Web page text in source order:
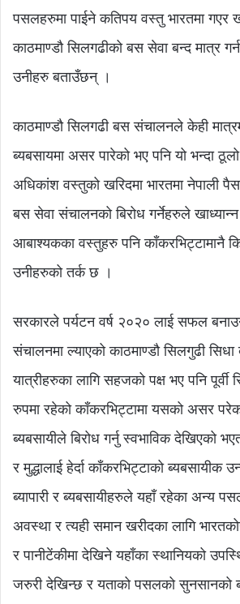
पसलहरुमा पाईने कतिपय वस्तु भारतमा गएर
काठमाण्डौ सिलगढीको बस सेवा बन्द मात्र
उनीहरु बताउँछन् ।
काठमाण्डौ सिलगढी बस संचालनले केही
ब्यबसायमा असर पारेको भए पनि यो भन्दा
अधिकांश वस्तुको खरिदमा भारतमा नेपाली
बस सेवा संचालनको बिरोध गर्नेहरुले
आबाश्यकका वस्तुहरु पनि काँकरभिट्टामानै
उनीहरुको तर्क छ ।
सरकारले पर्यटन वर्ष २०२० लाई सफल
संचालनमा ल्याएको काठमाण्डौ सिलगुढी
यात्रीहरुका लागि सहजको पक्ष भए पनि पूर्वी
रुपमा रहेको काँकरभिट्टामा यसको असर
ब्यबसायीले बिरोध गर्नु स्वभाविक देखिएको
र मुद्धालाई हेर्दा काँकरभिट्टाको ब्यबसायीक
ब्यापारी र ब्यबसायीहरुले यहाँ रहेका अन्य
अवस्था र त्यही समान खरीदका लागि
र पानीटेंकीमा देखिने यहाँका स्थानियको
जरुरी देखिन्छ र यताको पसलको सुनसानको